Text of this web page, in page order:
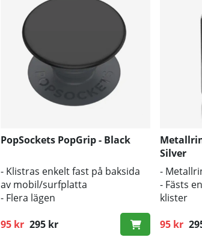
PopSockets PopGrip - Black
- Klistras enkelt fast på baksida
av mobil/surfplatta
- Flera lägen
95 kr 295 kr
Ordinarie pris:
Silver
-
- Fästs
klister
95 kr
Ordinarie